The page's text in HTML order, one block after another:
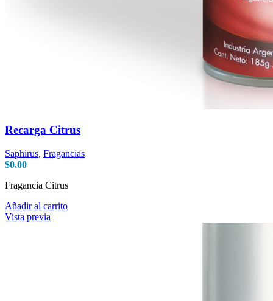
Recarga Citrus
Saphirus, Fragancias
$0.00
Fragancia Citrus
Añadir al carrito
Vista previa